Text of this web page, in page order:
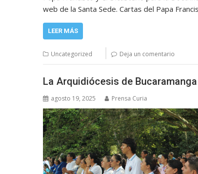
web de la Santa Sede. Cartas del Papa
LEER MÁS
Uncategorized Deja un comentario
La Arquidiócesis de
agosto 19, 2025 Prensa Curia